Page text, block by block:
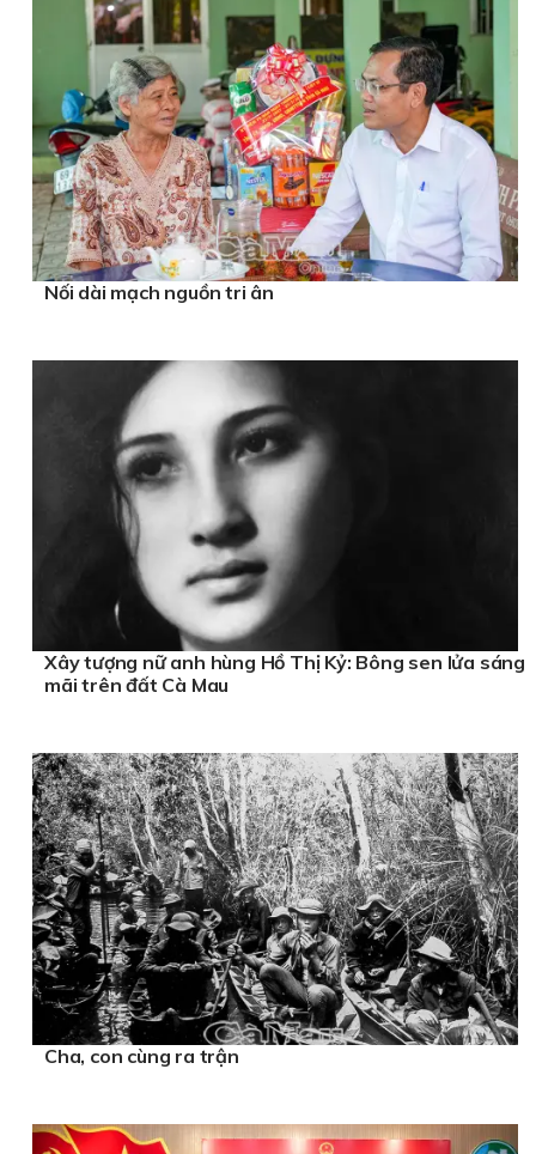
Nối dài mạch nguồn tri ân
Xây tượng nữ anh hùng Hồ Thị Kỷ: Bông sen lửa sáng
mãi trên đất Cà Mau
Cha, con cùng ra trận